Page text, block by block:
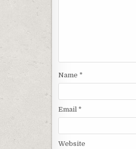
Name *
Email *
Website